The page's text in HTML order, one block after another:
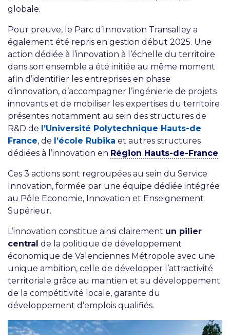
globale.
Pour preuve, le Parc d’Innovation Transalley a
également été repris en gestion début 2025. Une
action dédiée à l’innovation à l’échelle du territoire
dans son ensemble a été initiée au même moment
afin d’identifier les entreprises en phase
d’innovation, d’accompagner l’ingénierie de projets
innovants et de mobiliser les expertises du territoire
présentes notamment au sein des structures de
R&D de l’Université Polytechnique Hauts-de
France, de l’école Rubika et autres structures
dédiées à l’innovation en Région Hauts-de-France.
Ces 3 actions sont regroupées au sein du Service
Innovation, formée par une équipe dédiée intégrée
au Pôle Economie, Innovation et Enseignement
Supérieur.
L’innovation constitue ainsi clairement un pilier
central de la politique de développement
économique de Valenciennes Métropole avec une
unique ambition, celle de développer l’attractivité
territoriale grâce au maintien et au développement
de la compétitivité locale, garante du
développement d’emplois qualifiés.